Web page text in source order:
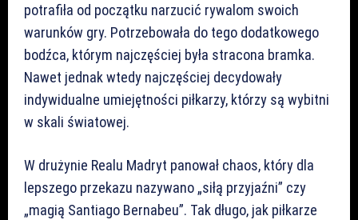
potrafiła od początku narzucić rywalom swoich
warunków gry. Potrzebowała do tego dodatkowego
bodźca, którym najczęściej była stracona bramka.
Nawet jednak wtedy najczęściej decydowały
indywidualne umiejętności piłkarzy, którzy są wybitni
w skali światowej.
W drużynie Realu Madryt panował chaos, który dla
lepszego przekazu nazywano „siłą przyjaźni” czy
„magią Santiago Bernabeu”. Tak długo, jak piłkarze